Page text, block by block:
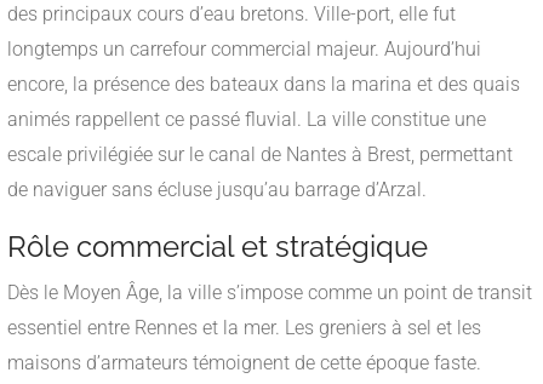
des principaux cours d’eau bretons. Ville-port, elle fut
longtemps un carrefour commercial majeur. Aujourd’hui
encore, la présence des bateaux dans la marina et des quais
animés rappellent ce passé fluvial. La ville constitue une
escale privilégiée sur le canal de Nantes à Brest, permettant
de naviguer sans écluse jusqu’au barrage d’Arzal.
Rôle commercial et stratégique
Dès le Moyen Âge, la ville s’impose comme un point de transit
essentiel entre Rennes et la mer. Les greniers à sel et les
maisons d’armateurs témoignent de cette époque faste.